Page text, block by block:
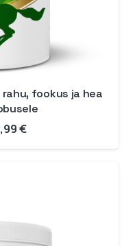
rahu, fookus ja hea
€Hinnavahemik:
59,99 €